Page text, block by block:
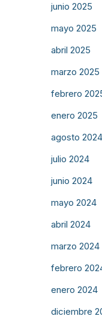
junio 2025
mayo 2025
abril 2025
marzo 2025
febrero
enero 2025
agosto 2024
julio 2024
junio 2024
mayo 2024
abril 2024
marzo 2024
febrero
enero 2024
diciembre